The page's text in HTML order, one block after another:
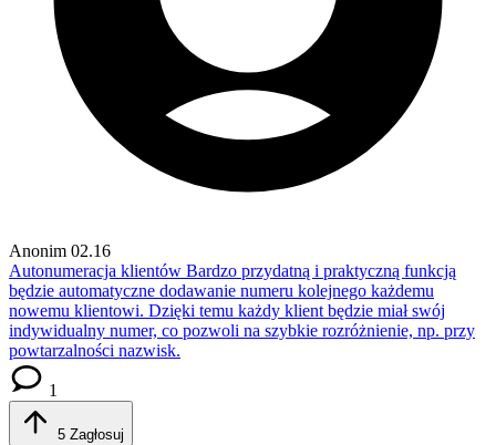
Anonim 02.16
Autonumeracja klientów Bardzo przydatną i praktyczną funkcją
będzie automatyczne dodawanie numeru kolejnego każdemu
nowemu klientowi. Dzięki temu każdy klient będzie miał swój
indywidualny numer, co pozwoli na szybkie rozróżnienie, np. przy
powtarzalności nazwisk.
1
5 Zagłosuj